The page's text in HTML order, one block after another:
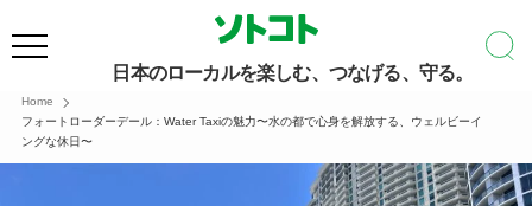
日本のローカルを楽しむ、つなげる、守る。
Home
フォートローダーデール：Water Taxiの魅力〜水の都で心身を解放する、ウェルビーイ
ングな休日〜